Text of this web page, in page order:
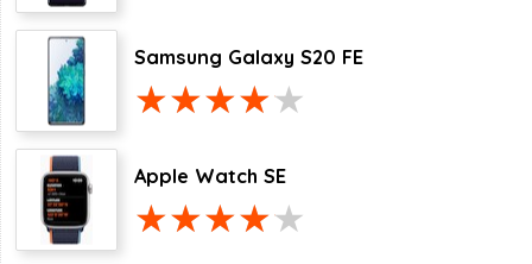
Samsung Galaxy S20 FE
Apple Watch SE